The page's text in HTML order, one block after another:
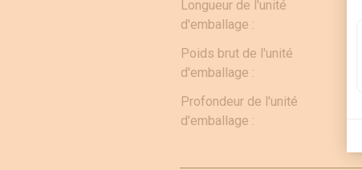
Longueur de l'unité
d'emballage :
Poids brut de l'unité
d'emballage :
Profondeur de l'unité
d'emballage :